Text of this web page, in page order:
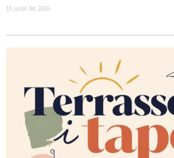
15 juliol del 2026